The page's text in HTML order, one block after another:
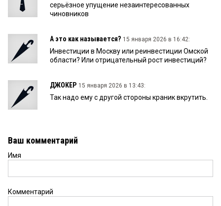
серьёзное упущение незаинтересованных
чиновников
А это как называется? 15 января 2026 в 16:42:
Инвестиции в Москву или реинвестиции Омской
области? Или отрицательный рост инвестиций?
ДЖОКЕР 15 января 2026 в 13:43:
Так надо ему с другой стороны краник вкрутить.
Ваш комментарий
Имя
Комментарий